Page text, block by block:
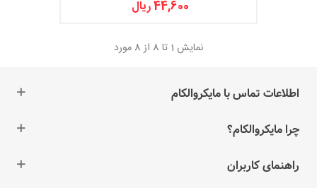
44,600 ریال
نمایش 1 تا 8 از 8 مورد
اطلاعات تماس با مایکروالکام
چرا مایکروالکام؟
راهنمای کاربران